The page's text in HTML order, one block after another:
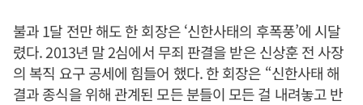
불과 1달 전만 해도 한 회장은 ‘신한사태의 후폭풍’에 시달
렸다. 2013년 말 2심에서 무죄 판결을 받은 신상훈 전 사장
의 복직 요구 공세에 힘들어 했다. 한 회장은 “신한사태 해
결과 종식을 위해 관계된 모든 분들이 모든 걸 내려놓고 반